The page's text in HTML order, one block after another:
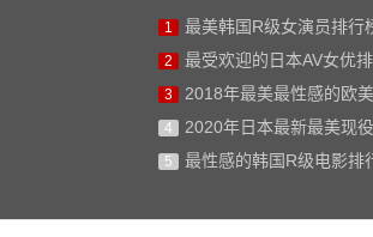
1 最美韩国R级女演员排行
2 最受欢迎的日本AV女优
3 2018年最美最性感的欧
4 2020年日本最新最美现役女优
5 最性感的韩国R级电影排